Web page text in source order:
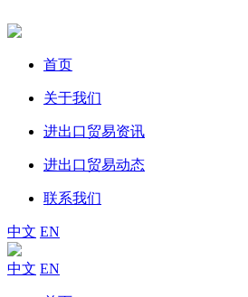
首页
关于我们
进出口贸易资讯
进出口贸易动态
联系我们
中文 EN
中文 EN